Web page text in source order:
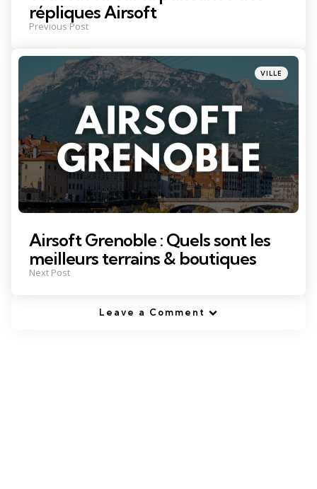
répliques Airsoft
Previous Post
Posted
in
VILLE
Airsoft Grenoble : Quels sont les
meilleurs terrains & boutiques
Next Post
Leave a Comment